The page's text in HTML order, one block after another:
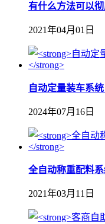
有什么方法可以
2021年04月01日
自动定量装车系
2024年07月16日
全自动称重配料
2021年03月11日